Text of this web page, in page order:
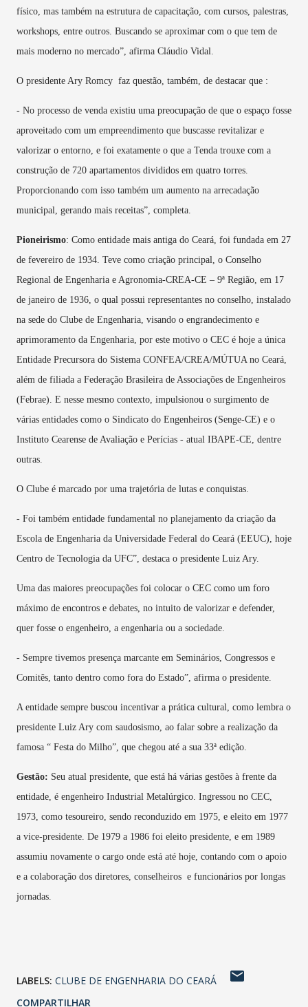
físico, mas também na estrutura de capacitação, com cursos, palestras,
workshops, entre outros. Buscando se aproximar com o que tem de
mais moderno no mercado”, afirma Cláudio Vidal.
O presidente Ary Romcy faz questão, também, de destacar que :
- No processo de venda existiu uma preocupação de que o espaço fosse
aproveitado com um empreendimento que buscasse revitalizar e
valorizar o entorno, e foi exatamente o que a Tenda trouxe com a
construção de 720 apartamentos divididos em quatro torres.
Proporcionando com isso também um aumento na arrecadação
municipal, gerando mais receitas”, completa.
Pioneirismo: Como entidade mais antiga do Ceará, foi fundada em 27
de fevereiro de 1934. Teve como criação principal, o Conselho
Regional de Engenharia e Agronomia-CREA-CE – 9ª Região, em 17
de janeiro de 1936, o qual possui representantes no conselho, instalado
na sede do Clube de Engenharia, visando o engrandecimento e
aprimoramento da Engenharia, por este motivo o CEC é hoje a única
Entidade Precursora do Sistema CONFEA/CREA/MÚTUA no Ceará,
além de filiada a Federação Brasileira de Associações de Engenheiros
(Febrae). E nesse mesmo contexto, impulsionou o surgimento de
várias entidades como o Sindicato do Engenheiros (Senge-CE) e o
Instituto Cearense de Avaliação e Perícias - atual IBAPE-CE, dentre
outras.
O Clube é marcado por uma trajetória de lutas e conquistas.
- Foi também entidade fundamental no planejamento da criação da
Escola de Engenharia da Universidade Federal do Ceará (EEUC), hoje
Centro de Tecnologia da UFC”, destaca o presidente Luiz Ary.
Uma das maiores preocupações foi colocar o CEC como um foro
máximo de encontros e debates, no intuito de valorizar e defender,
quer fosse o engenheiro, a engenharia ou a sociedade.
- Sempre tivemos presença marcante em Seminários, Congressos e
Comitês, tanto dentro como fora do Estado”, afirma o presidente.
A entidade sempre buscou incentivar a prática cultural, como lembra o
presidente Luiz Ary com saudosismo, ao falar sobre a realização da
famosa “ Festa do Milho”, que chegou até a sua 33ª edição.
Gestão: Seu atual presidente, que está há várias gestões à frente da
entidade, é engenheiro Industrial Metalúrgico. Ingressou no CEC,
1973, como tesoureiro, sendo reconduzido em 1975, e eleito em 1977
a vice-presidente. De 1979 a 1986 foi eleito presidente, e em 1989
assumiu novamente o cargo onde está até hoje, contando com o apoio
e a colaboração dos diretores, conselheiros e funcionários por longas
jornadas.
LABELS: CLUBE DE ENGENHARIA DO CEARÁ
COMPARTILHAR